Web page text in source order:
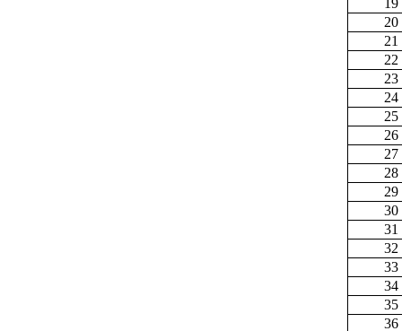
19
20
21
22
23
24
25
26
27
28
29
30
31
32
33
34
35
36